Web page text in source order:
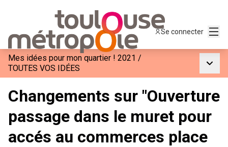
Se connecter
Mes idées pour mon quartier ! 2021 /
TOUTES VOS IDÉES
Changements sur "Ouverture
passage dans le muret pour
accés au commerces place